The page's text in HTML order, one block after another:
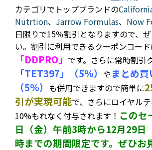
カテゴリでトップブランドの
Nutrtion、 Jarrow Formulas、 Now
日限りで15％割引となりますので、
い。割引に利用できるクーポンコー
「DDPRO」 です。さらに常時割引
「TET397」（5%） やまとめ買
（5%） も併用できますので簡単に
引が実現可能で、さらにロイヤル
10%もれなく付与されます ！ このセ
日（金）午前3時から12月29日
時までの期間限定です。ぜひお